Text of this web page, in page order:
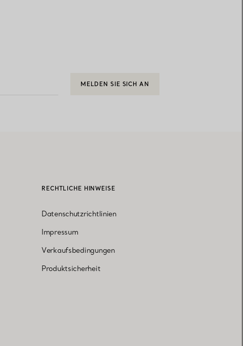
MELDEN SIE SICH AN
RECHTLICHE HINWEISE
Datenschutzrichtlinien
Impressum
Verkaufsbedingungen
Produktsicherheit